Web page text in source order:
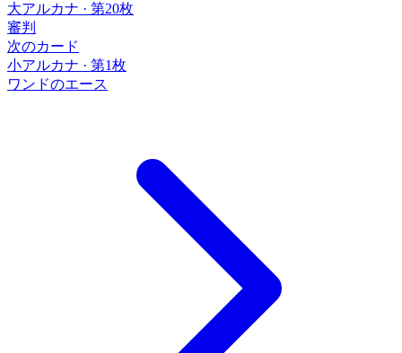
大アルカナ · 第20枚
審判
次のカード
小アルカナ · 第1枚
ワンドのエース